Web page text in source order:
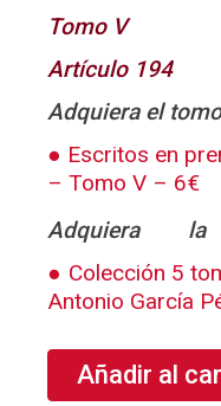
Tomo V
Artículo 194
Adquiera el
Escritos en
– Tomo V – 6€
Adquiera la
Colección 5
Antonio García
Añadir al